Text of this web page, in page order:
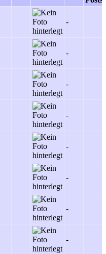
-
-
-
-
-
-
-
-